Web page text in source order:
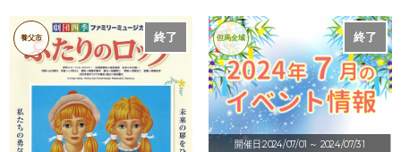
終了
養父市
開催日:2024/07/01 ～ 2024/07/31
終了
但馬全域